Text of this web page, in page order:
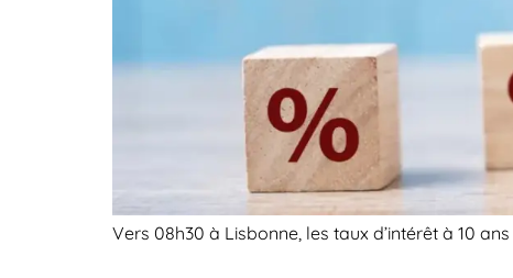
Vers 08h30 à Lisbonne, les taux d’intérêt à 10